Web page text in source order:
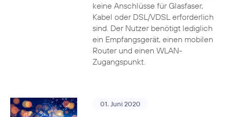
keine Anschlüsse für Glasfaser,
Kabel oder DSL/VDSL erforderlich
sind. Der Nutzer benötigt lediglich
ein Empfangsgerät, einen mobilen
Router und einen WLAN-
Zugangspunkt.
01. Juni 2020